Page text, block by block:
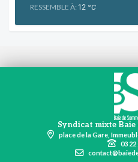
RESSEMBLE À: 12 °C
Syndicat mixte Baie
place de la Gare,
03 22